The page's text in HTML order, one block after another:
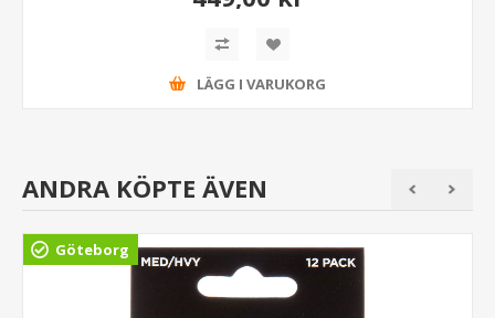
LÄGG I VARUKORG
ANDRA KÖPTE ÄVEN
Göteborg